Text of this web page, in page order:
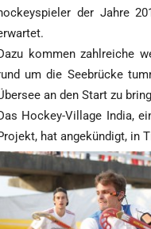
der Jah­re
kom­men zahl­rei­che
um die See­brü­cke
an den Start zu
Hockey-Vil­la­ge India,
hat ange­kün­digt, in